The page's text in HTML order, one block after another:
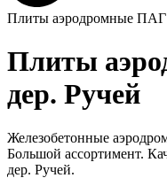
Плиты аэродромные ПАГ
Плиты
дер. Ручей
Железобетонные
Большой ассортимент.
дер. Ручей.